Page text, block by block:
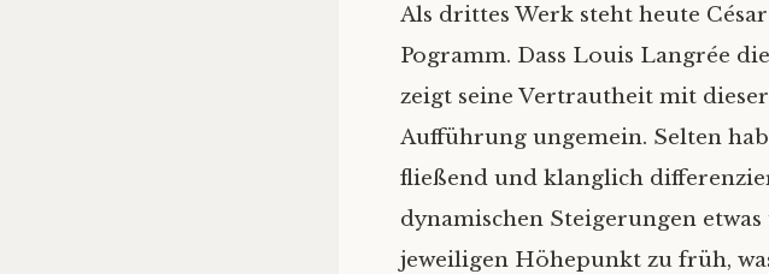
Als drittes Werk steht heute
Pogramm. Dass Louis Langrée
zeigt seine Vertrautheit mit
Aufführung ungemein. Selten
fließend und klanglich
dynamischen Steigerungen
jeweiligen Höhepunkt zu früh,